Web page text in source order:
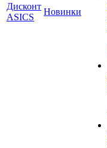
Дисконт
ASICS
Новинки